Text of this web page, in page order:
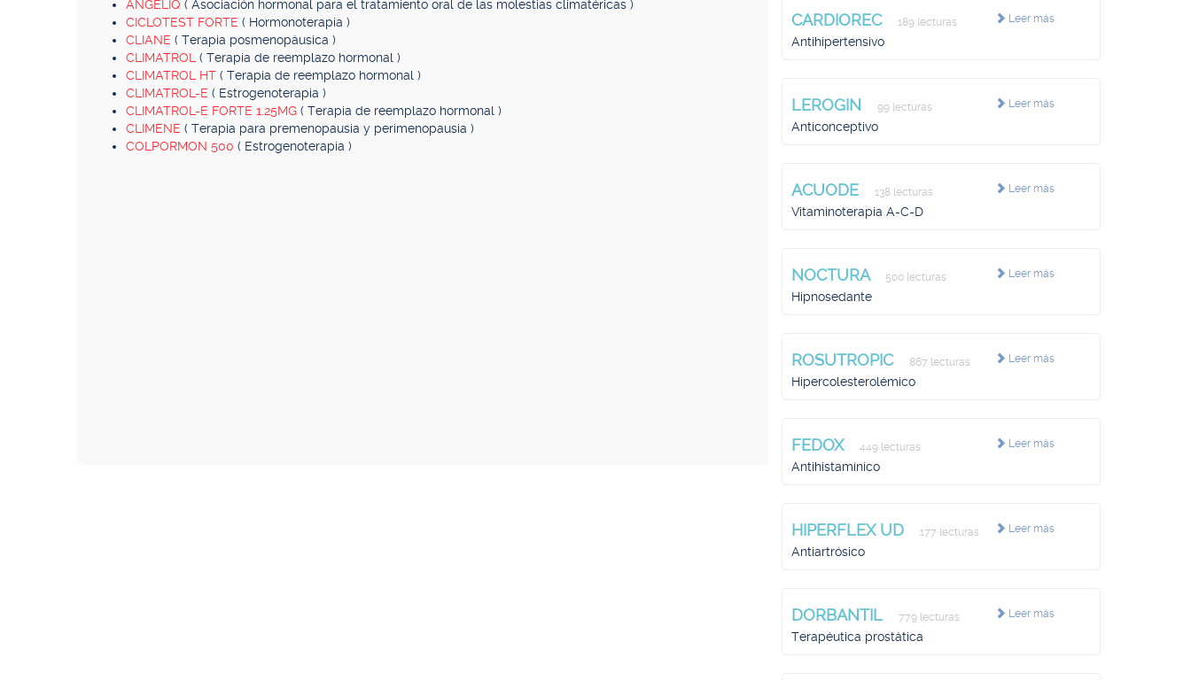
ANGELIQ ( Asociación hormonal para el tratamiento oral de las molestias climatéricas )
CICLOTEST FORTE ( Hormonoterapia )
CLIANE ( Terapia posmenopáusica )
CLIMATROL ( Terapia de reemplazo hormonal )
CLIMATROL HT ( Terapia de reemplazo hormonal )
CLIMATROL-E ( Estrogenoterapia )
CLIMATROL-E FORTE 1.25MG ( Terapia de reemplazo hormonal )
CLIMENE ( Terapia para premenopausia y perimenopausia )
COLPORMON 500 ( Estrogenoterapia )
Leer más
CARDIOREC 189 lecturas
Antihipertensivo
Leer más
LEROGIN 99 lecturas
Anticonceptivo
Leer más
ACUODE 138 lecturas
Vitaminoterapia A-C-D
Leer más
NOCTURA 500 lecturas
Hipnosedante
Leer más
ROSUTROPIC 867 lecturas
Hipercolesterolémico
Leer más
FEDOX 449 lecturas
Antihistamínico
Leer más
HIPERFLEX UD 177 lecturas
Antiartrósico
Leer más
DORBANTIL 779 lecturas
Terapéutica prostática